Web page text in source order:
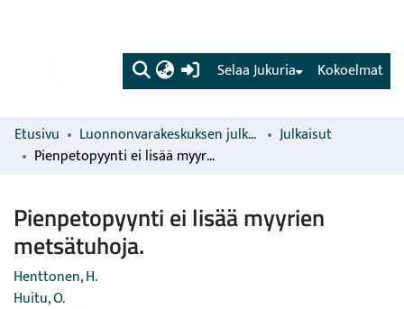
(current) Kokoelmat
Selaa Jukuria
Etusivu Luonnonvarakeskuksen julkaisut
Julkaisut
Pienpetopyynti ei lisää myyrien metsätuhoja.
Pienpetopyynti ei lisää myyrien
metsätuhoja.
Henttonen, H.
Huitu, O.